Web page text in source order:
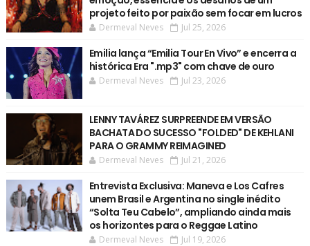
projeto feito por paixão sem focar em lucros
Dermeval Neves Jul 25, 2026
Emilia lança “Emilia Tour En Vivo” e encerra a
histórica Era ".mp3" com chave de ouro
Dermeval Neves Jul 23, 2026
LENNY TAVÁREZ SURPREENDE EM VERSÃO
BACHATA DO SUCESSO "FOLDED" DE KEHLANI
PARA O GRAMMY REIMAGINED
Dermeval Neves Jul 21, 2026
Entrevista Exclusiva: Maneva e Los Cafres
unem Brasil e Argentina no single inédito
“Solta Teu Cabelo”, ampliando ainda mais
os horizontes para o Reggae Latino
Dermeval Neves Jul 19, 2026